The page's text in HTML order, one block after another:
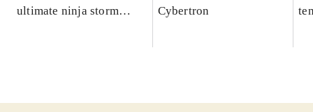
ultimate ninja storm
Cybertron